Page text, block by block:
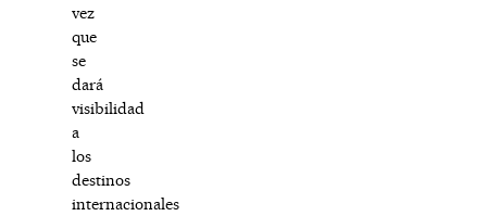
vez
que
se
dará
visibilidad
a
los
destinos
internacionales